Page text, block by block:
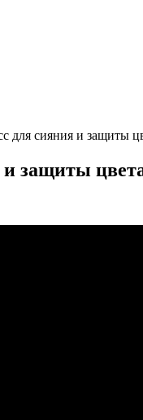
для сияния и защиты
защиты